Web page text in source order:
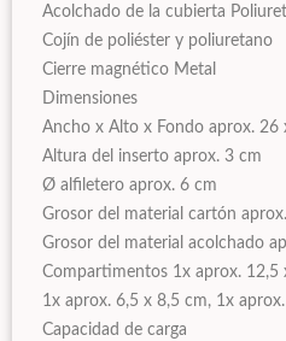
Acolchado de la cubierta
Cojín de poliéster y poliuretano
Cierre magnético Metal
Dimensiones
Ancho x Alto x Fondo aprox. 26
Altura del inserto aprox. 3 cm
Ø alfiletero aprox. 6 cm
Grosor del material cartón
Grosor del material acolchado
Compartimentos 1x aprox. 12,5
1x aprox. 6,5 x 8,5 cm, 1x
Capacidad de carga